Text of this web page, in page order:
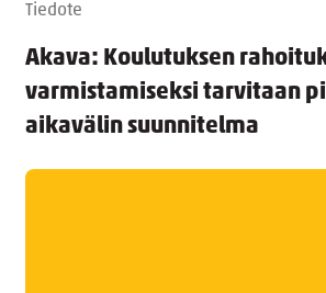
Tiedote
Akava: Koulutuksen
varmistamiseksi tarvitaan
aikavälin suunnitelma